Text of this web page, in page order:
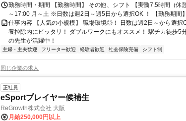
勤務時間・期間 【勤務時間】 その他、シフト 【実働7.5時間（休
～17:00 月～土 ※日数は週2日～週5日から選択OK ！ 【勤務期間
仕事内容 【人気の小規模】 職場環境◎！ 日数は週2日～から選択
養控除内にピッタリ！ ダブルワークにもオススメ！ 駅チカ徒歩5
の先生が活躍中！
主婦・主夫歓迎 フリーター歓迎 経験者歓迎 社会保険完備 シフト制
同じ企業の求人
正社員
eSportプレイヤー候補生
ReGrowth株式会社 大阪
月給250,000円以上